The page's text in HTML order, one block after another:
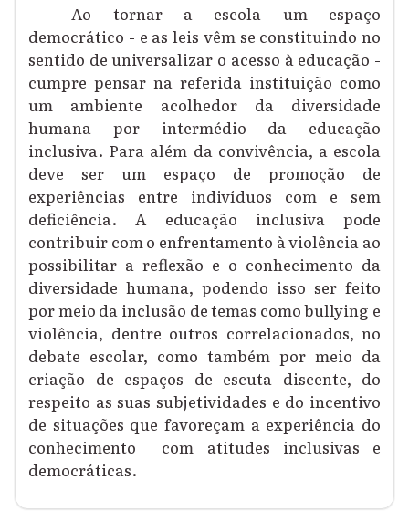
Ao tornar a escola um espaço
democrático - e as leis vêm se constituindo no
sentido de universalizar o acesso à educação -
cumpre pensar na referida instituição como
um ambiente acolhedor da diversidade
humana por intermédio da educação
inclusiva. Para além da convivência, a escola
deve ser um espaço de promoção de
experiências entre indivíduos com e sem
deficiência. A educação inclusiva pode
contribuir com o enfrentamento à violência ao
possibilitar a reflexão e o conhecimento da
diversidade humana, podendo isso ser feito
por meio da inclusão de temas como bullying e
violência, dentre outros correlacionados, no
debate escolar, como também por meio da
criação de espaços de escuta discente, do
respeito as suas subjetividades e do incentivo
de situações que favoreçam a experiência do
conhecimento
com atitudes inclusivas e
democráticas.